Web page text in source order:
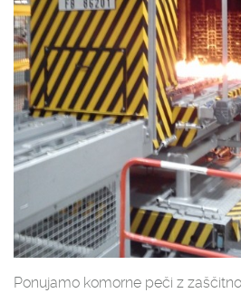
Ponujamo komorne peči z